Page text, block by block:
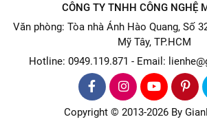
CÔNG TY TNHH CÔNG NGHỆ
Văn phòng: Tòa nhà Ánh Hào Quang, Số
Mỹ Tây, TP.HCM
Hotline: 0949.119.871 - Email:
Copyright © 2013-2026 By